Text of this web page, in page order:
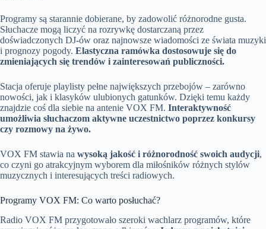
Programy są starannie dobierane, by zadowolić różnorodne gusta.
Słuchacze mogą liczyć na rozrywkę dostarczaną przez
doświadczonych DJ-ów oraz najnowsze wiadomości ze świata muzyki
i prognozy pogody. Elastyczna ramówka dostosowuje się do
zmieniających się trendów i zainteresowań publiczności.
Stacja oferuje playlisty pełne największych przebojów – zarówno
nowości, jak i klasyków ulubionych gatunków. Dzięki temu każdy
znajdzie coś dla siebie na antenie VOX FM. Interaktywność
umożliwia słuchaczom aktywne uczestnictwo poprzez konkursy
czy rozmowy na żywo.
VOX FM stawia na wysoką jakość i różnorodność swoich audycji,
co czyni go atrakcyjnym wyborem dla miłośników różnych stylów
muzycznych i interesujących treści radiowych.
Programy VOX FM: Co warto posłuchać?
Radio VOX FM przygotowało szeroki wachlarz programów, które